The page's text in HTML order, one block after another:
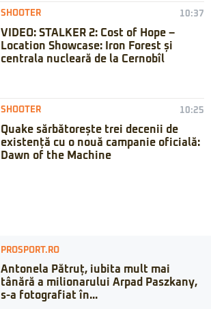
SHOOTER 10:37
VIDEO: STALKER 2: Cost of Hope –
Location Showcase: Iron Forest și
centrala nucleară de la Cernobîl
SHOOTER 10:25
Quake sărbătorește trei decenii de
existență cu o nouă campanie oficială:
Dawn of the Machine
PROSPORT.RO
Antonela Pătruț, iubita mult mai
tânără a milionarului Arpad Paszkany,
s-a fotografiat în...